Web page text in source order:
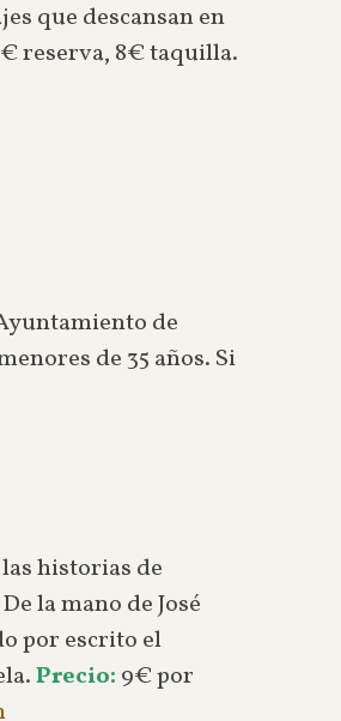
que descansan en
reserva, 8€ taquilla.
de
de 35 años. Si
historias de
la mano de José
por escrito el
Precio: 9€ por